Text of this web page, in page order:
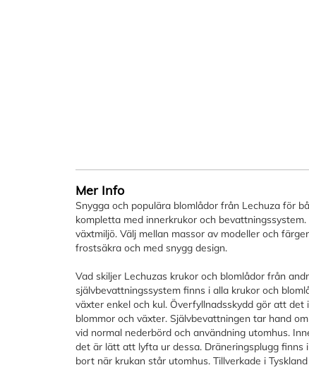
Mer Info
Snygga och populära blomlådor från Lechuza för
kompletta med innerkrukor och
växtmiljö. Välj mellan massor av modeller och
frostsäkra och med snygg design.
Vad skiljer Lechuzas krukor och blomlådor från
självbevattningssystem finns i alla krukor och
växter enkel och kul. Överfyllnadsskydd gör att
blommor och växter. Självbevattningen tar hand
vid normal nederbörd och användning utomhus.
det är lätt att lyfta ur dessa. Dräneringsplugg finns
bort när krukan står utomhus. Tillverkade i